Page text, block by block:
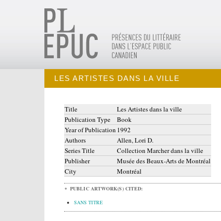
LES ARTISTES DANS LA VILLE
Title
Les Artistes dans la ville
Publication Type
Book
Year of Publication 1992
Authors
Allen, Lori D.
Series Title
Collection Marcher dans la ville
Publisher
Musée des Beaux-Arts de Montréal
City
Montréal
PUBLIC ARTWORK(S) CITED:
SANS TITRE